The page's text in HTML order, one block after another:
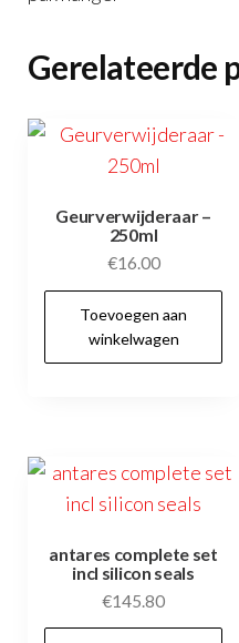
Gerelateerde
Geurverwijderaar –
250ml
€16.00
Toevoegen aan
winkelwagen
antares complete set
incl silicon seals
€145.80